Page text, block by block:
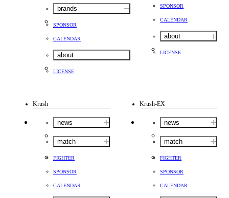
brands
SPONSOR
CALENDAR
about
LICENSE
SPONSOR
CALENDAR
about
LICENSE
Krush
news
match
FIGHTER
SPONSOR
CALENDAR
Krush-EX
news
match
FIGHTER
SPONSOR
CALENDAR